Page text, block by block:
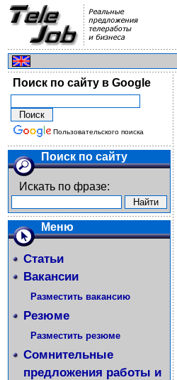
Поиск по сайту в Google
Пользовательского поиска
Поиск по сайту
Искать по фразе:
Меню
Статьи
Вакансии
Разместить вакансию
Резюме
Разместить резюме
Сомнительные
предложения работы и